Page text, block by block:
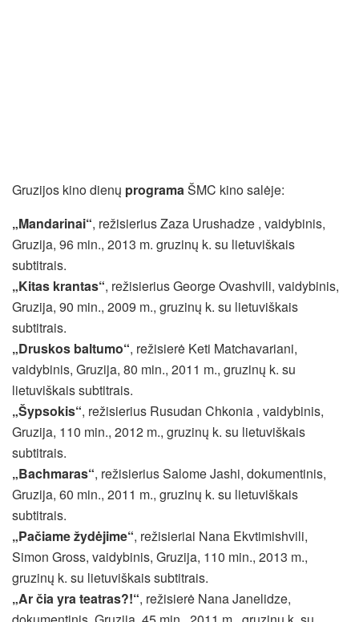
Gruzijos kino dienų programaŠMC kino salėje:
„Mandarinai“, režisierius Zaza Urushadze , vaidybinis,
Gruzija, 96 min., 2013 m. gruzinų k. su lietuviškais
subtitrais.
„Kitas krantas“, režisierius George Ovashvili, vaidybinis,
Gruzija, 90 min., 2009 m., gruzinų k. su lietuviškais
subtitrais.
„Druskos baltumo“, režisierė Keti Matchavariani,
vaidybinis, Gruzija, 80 min., 2011 m., gruzinų k. su
lietuviškais subtitrais.
„Šypsokis“, režisierius Rusudan Chkonia , vaidybinis,
Gruzija, 110 min., 2012 m., gruzinų k. su lietuviškais
subtitrais.
„Bachmaras“, režisierius Salome Jashi, dokumentinis,
Gruzija, 60 min., 2011 m., gruzinų k. su lietuviškais
subtitrais.
„Pačiame žydėjime“, režisieriai Nana Ekvtimishvili,
Simon Gross, vaidybinis, Gruzija, 110 min., 2013 m.,
gruzinų k. su lietuviškais subtitrais.
„Ar čia yra teatras?!“, režisierė Nana Janelidze,